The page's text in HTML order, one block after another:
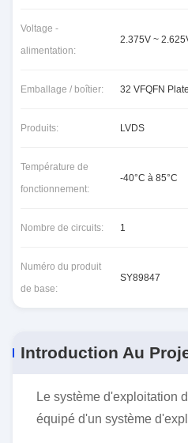
Voltage -
alimentation:
2.375V ~
Emballage / boîtier: 32 VFQFN
Produits: LVDS
Température de
fonctionnement:
-40°C à 85°C
Nombre de circuits: 1
Numéro du produit
de base:
SY89847
Introduction Au
Le système d'exploitation
équipé d'un système